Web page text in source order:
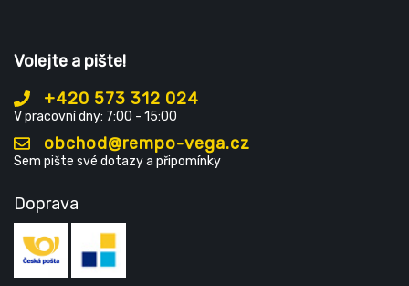
Volejte a pište!
+420 573 312 024
V pracovní dny: 7:00 - 15:00
obchod@rempo-vega.cz
Sem pište své dotazy a připomínky
Doprava